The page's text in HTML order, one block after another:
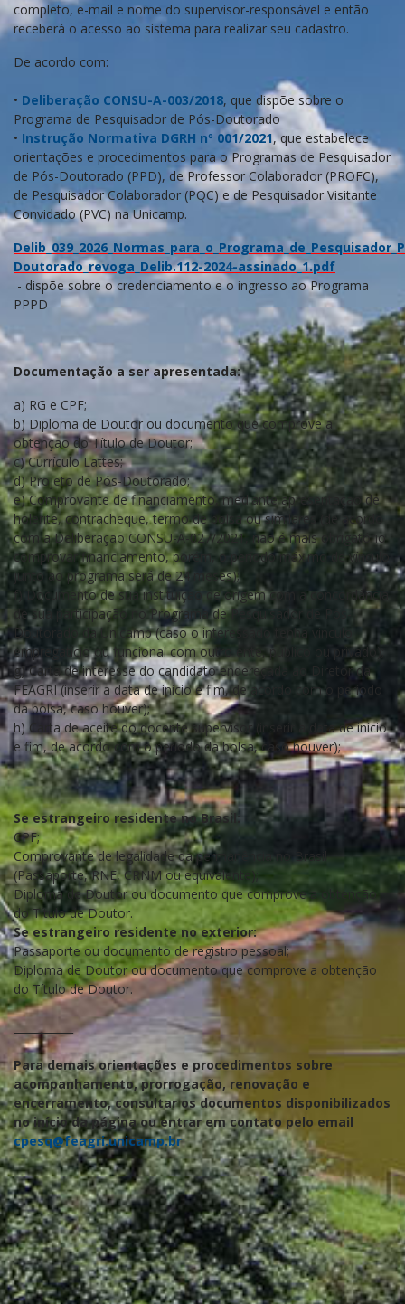
completo, e-mail e nome do supervisor-responsável e então
receberá o acesso ao sistema para realizar seu cadastro.
De acordo com:
• Deliberação CONSU-A-003/2018, que dispõe sobre o
Programa de Pesquisador de Pós-Doutorado
• Instrução Normativa DGRH nº 001/2021, que estabelece
orientações e procedimentos para o Programas de Pesquisador
de Pós-Doutorado (PPD), de Professor Colaborador (PROFC),
de Pesquisador Colaborador (PQC) e de Pesquisador Visitante
Convidado (PVC) na Unicamp.
Doutorado_revoga_Delib.112-2024-assinado_1.pdf
- dispõe sobre o credenciamento e o ingresso ao Programa
PPPD
Documentação a ser apresentada:
a) RG e CPF;
b) Diploma de Doutor ou documento que comprove a
obtenção do Título de Doutor;
c) Currículo Lattes;
d) Projeto de Pós-Doutorado;
e) Comprovante de financiamento, mediante apresentação de
holerite, contracheque, termo de bolsa ou similares (de acordo
com a Deliberação CONSU-A-027/2021, não é mais obrigatório
comprovar financiamento, porém, o período máximo de vínculo
junto ao programa será de 24 meses);
f) Documento de sua instituição de origem com a concordância
de sua participação no Programa de Pesquisador de Pós-
Doutorado da Unicamp (caso o interessado tenha vínculo
empregatício ou funcional com outro ente, público ou privado);
g) Carta de interesse do candidato endereçada ao Diretor da
FEAGRI (inserir a data de início e fim, de acordo com o período
da bolsa, caso houver);
h) Carta de aceite do docente supervisor (inserir a data de início
e fim, de acordo com o período da bolsa, caso houver);
Se estrangeiro residente no Brasil:
CPF;
Comprovante de legalidade da permanência no Brasil
(Passaporte, RNE, CRNM ou equivalente);
Diploma de Doutor ou documento que comprove a obtenção
do Título de Doutor.
Se estrangeiro residente no exterior:
Passaporte ou documento de registro pessoal;
Diploma de Doutor ou documento que comprove a obtenção
do Título de Doutor.
___________
Para demais orientações e procedimentos sobre
acompanhamento, prorrogação, renovação e
encerramento, consultar os documentos disponibilizados
no início da página ou entrar em contato pelo email
cpesq@feagri.unicamp.br